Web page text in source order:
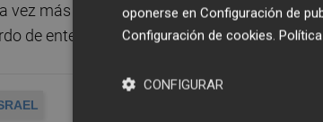
vez más real de que Irán, el gran valedor
de entendimiento que implicaria la
oponerse en Configuración de
Configuración de cookies.
CONFIGURAR